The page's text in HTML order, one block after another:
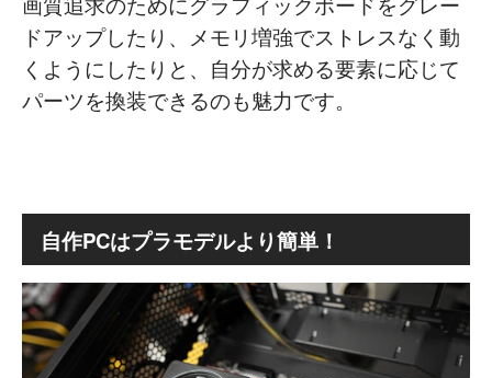
ドアップしたり、メモリ増強でストレスなく動
くようにしたりと、自分が求める要素に応じて
パーツを換装できるのも魅力です。
自作PCはプラモデルより簡単！